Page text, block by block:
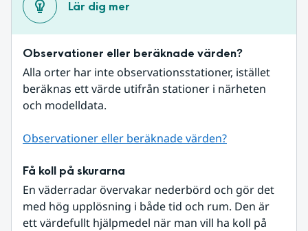
Lär dig mer
Observationer eller beräknade värden?
Alla orter har inte observationsstationer, istället
beräknas ett värde utifrån stationer i närheten
och modelldata.
Observationer eller beräknade värden?
Få koll på skurarna
En väderradar övervakar nederbörd och gör det
med hög upplösning i både tid och rum. Den är
ett värdefullt hjälpmedel när man vill ha koll på